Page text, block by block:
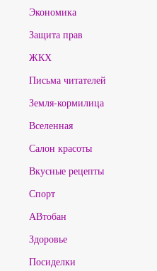
Экономика
Защита прав
ЖКХ
Письма читателей
Земля-кормилица
Вселенная
Салон красоты
Вкусные рецепты
Спорт
АВтобан
Здоровье
Посиделки